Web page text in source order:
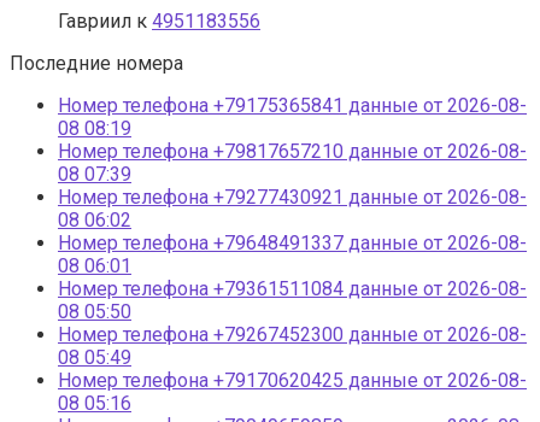
Гавриил к 4951183556
Последние номера
Номер телефона +79175365841 данные от 2026-08-
08 08:19
Номер телефона +79817657210 данные от 2026-08-
08 07:39
Номер телефона +79277430921 данные от 2026-08-
08 06:02
Номер телефона +79648491337 данные от 2026-08-
08 06:01
Номер телефона +79361511084 данные от 2026-08-
08 05:50
Номер телефона +79267452300 данные от 2026-08-
08 05:49
Номер телефона +79170620425 данные от 2026-08-
08 05:16